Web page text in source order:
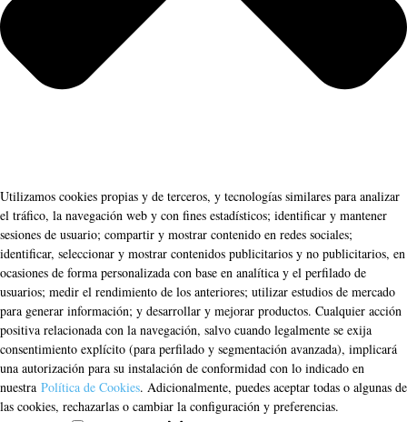
Utilizamos cookies propias y de terceros, y tecnologías similares para analizar
el tráfico, la navegación web y con fines estadísticos; identificar y mantener
sesiones de usuario; compartir y mostrar contenido en redes sociales;
identificar, seleccionar y mostrar contenidos publicitarios y no publicitarios, en
ocasiones de forma personalizada con base en analítica y el perfilado de
usuarios; medir el rendimiento de los anteriores; utilizar estudios de mercado
para generar información; y desarrollar y mejorar productos. Cualquier acción
positiva relacionada con la navegación, salvo cuando legalmente se exija
consentimiento explícito (para perfilado y segmentación avanzada), implicará
una autorización para su instalación de conformidad con lo indicado en
nuestra Política de Cookies. Adicionalmente, puedes aceptar todas o algunas de
las cookies, rechazarlas o cambiar la configuración y preferencias.